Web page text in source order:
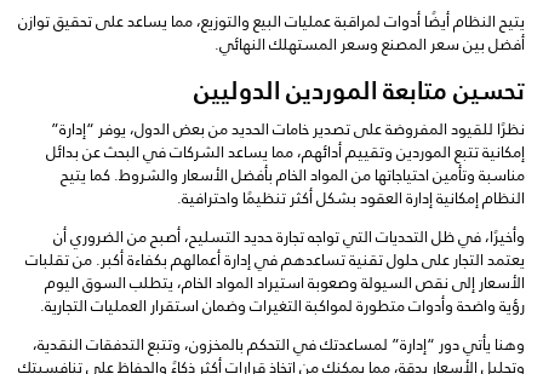
يتيح النظام أيضًا أدوات لمراقبة عمليات البيع والتوزيع، مما يساعد على تحقيق توازن
أفضل بين سعر المصنع وسعر المستهلك النهائي.
تحسين متابعة الموردين الدوليين
نظرًا للقيود المفروضة على تصدير خامات الحديد من بعض الدول، يوفر “إدارة”
إمكانية تتبع الموردين وتقييم أدائهم، مما يساعد الشركات في البحث عن بدائل
مناسبة وتأمين احتياجاتها من المواد الخام بأفضل الأسعار والشروط. كما يتيح
النظام إمكانية إدارة العقود بشكل أكثر تنظيمًا واحترافية.
وأخيرًا، في ظل التحديات التي تواجه تجارة حديد التسليح، أصبح من الضروري أن
يعتمد التجار على حلول تقنية تساعدهم في إدارة أعمالهم بكفاءة أكبر. من تقلبات
الأسعار إلى نقص السيولة وصعوبة استيراد المواد الخام، يتطلب السوق اليوم
رؤية واضحة وأدوات متطورة لمواكبة التغيرات وضمان استقرار العمليات التجارية.
وهنا يأتي دور “إدارة” لمساعدتك في التحكم بالمخزون، وتتبع التدفقات النقدية،
وتحليل الأسعار بدقة، مما يمكنك من اتخاذ قرارات أكثر ذكاءً والحفاظ على تنافسيتك